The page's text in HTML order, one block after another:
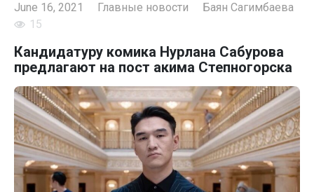
June 16, 2021 Главные новости
Баян Сагимбаева
15
Кандидатуру комика Нурлана Сабурова
предлагают на пост акима Степногорска